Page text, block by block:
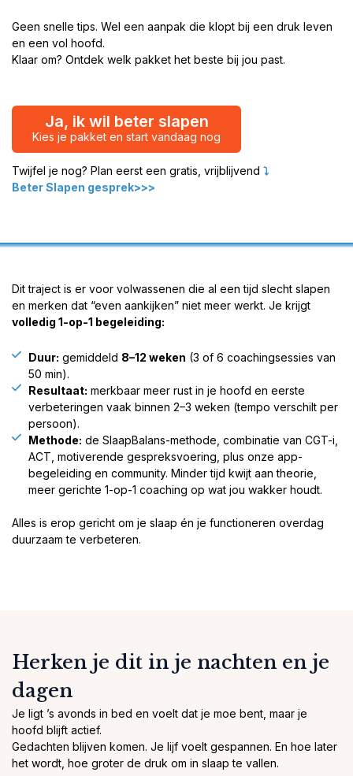
Geen snelle tips. Wel een aanpak die klopt bij een druk leven
en een vol hoofd.
Klaar om? Ontdek welk pakket het beste bij jou past.
Ja, ik wil beter slapen
Kies je pakket en start vandaag nog
Twijfel je nog? Plan eerst een gratis, vrijblijvend ⤵️
Beter Slapen gesprek>>>
Dit traject is er voor volwassenen die al een tijd slecht slapen
en merken dat “even aankijken” niet meer werkt. Je krijgt
volledig 1-op-1 begeleiding:
Duur: gemiddeld 8–12 weken (3 of 6 coachingsessies van
50 min).
Resultaat: merkbaar meer rust in je hoofd en eerste
verbeteringen vaak binnen 2–3 weken (tempo verschilt per
persoon).
Methode: de SlaapBalans-methode, combinatie van CGT-i,
ACT, motiverende gespreksvoering, plus onze app-
begeleiding en community. Minder tijd kwijt aan theorie,
meer gerichte 1-op-1 coaching op wat jou wakker houdt.
Alles is erop gericht om je slaap én je functioneren overdag
duurzaam te verbeteren.
Herken je dit in je nachten en je
dagen
Je ligt ’s avonds in bed en voelt dat je moe bent, maar je
hoofd blijft actief.
Gedachten blijven komen. Je lijf voelt gespannen. En hoe later
het wordt, hoe groter de druk om in slaap te vallen.